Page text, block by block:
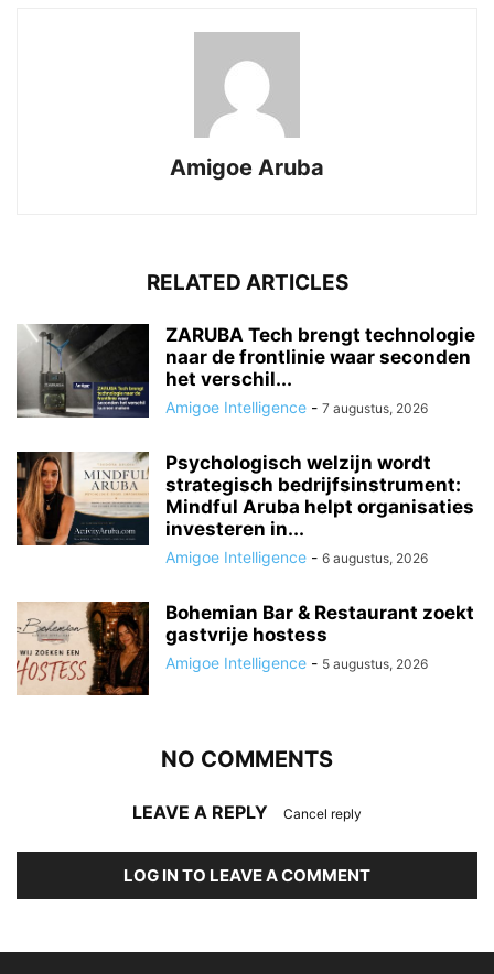
Amigoe Aruba
RELATED ARTICLES
ZARUBA Tech brengt technologie
naar de frontlinie waar seconden
het verschil...
Amigoe Intelligence - 7 augustus, 2026
Psychologisch welzijn wordt
strategisch bedrijfsinstrument:
Mindful Aruba helpt organisaties
investeren in...
Amigoe Intelligence - 6 augustus, 2026
Bohemian Bar & Restaurant zoekt
gastvrije hostess
Amigoe Intelligence - 5 augustus, 2026
NO COMMENTS
LEAVE A REPLY Cancel reply
LOG IN TO LEAVE A COMMENT